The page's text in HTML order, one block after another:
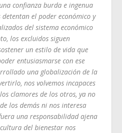
confianza burda e ingenua
el poder económico y
del sistema económico
los excluidos siguen
un estilo de vida que
entusiasmarse con ese
una globalización de la
nos volvemos incapaces
clamores de los otros, ya no
los demás ni nos interesa
una responsabilidad ajena
del bienestar nos